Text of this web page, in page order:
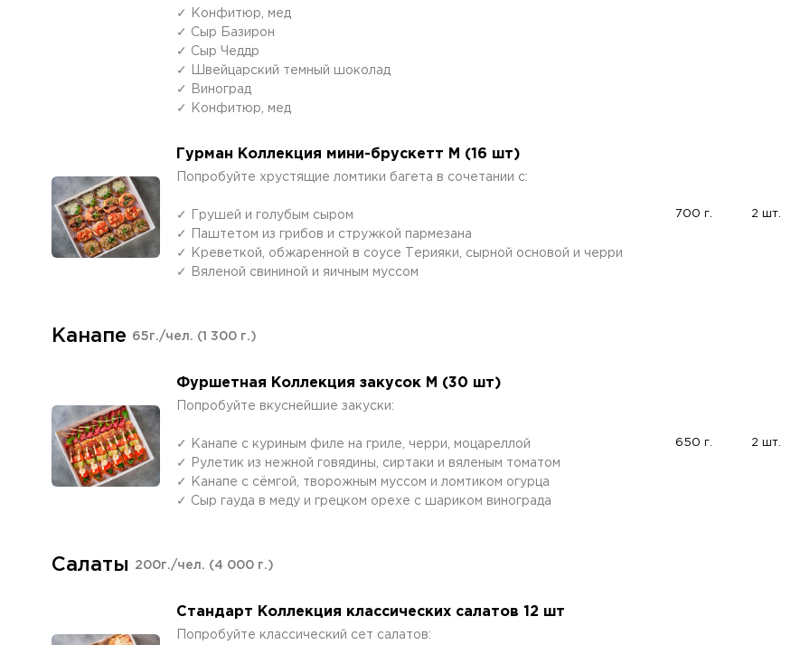
✓ Конфитюр, мед
✓ Сыр Базирон
✓ Сыр Чеддр
✓ Швейцарский темный шоколад
✓ Виноград
✓ Конфитюр, мед
Гурман Коллекция мини-брускетт M (16 шт)
Попробуйте хрустящие ломтики багета в сочетании с:
✓ Грушей и голубым сыром
✓ Паштетом из грибов и стружкой пармезана
✓ Креветкой, обжаренной в соусе Терияки, сырной основой и черри
✓ Вяленой свининой и яичным муссом
700 г. 2 шт.
Канапе 65г./чел. (1 300 г.)
Фуршетная Коллекция закусок M (30 шт)
Попробуйте вкуснейшие закуски:
✓ Канапе с куриным филе на гриле, черри, моцареллой
✓ Рулетик из нежной говядины, сиртаки и вяленым томатом
✓ Канапе с сёмгой, творожным муссом и ломтиком огурца
✓ Сыр гауда в меду и грецком орехе с шариком винограда
650 г. 2 шт.
Салаты 200г./чел. (4 000 г.)
Стандарт Коллекция классических салатов 12 шт
Попробуйте классический сет салатов: